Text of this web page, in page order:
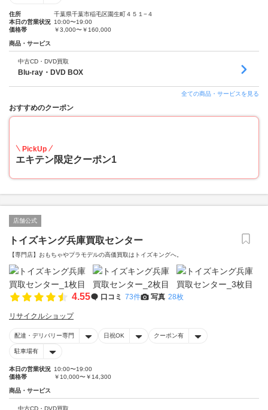
住所
千葉県千葉市稲毛区園生町４５１−４
本日の営業状況 10:00〜19:00
価格帯
￥3,000〜￥160,000
商品・サービス
中古CD・DVD買取
Blu-ray・DVD BOX
全ての商品・サービスを見る
おすすめのクーポン
PickUp
エキテン限定クーポン1
店舗公式
トイズキング兵庫買取センター
【専門店】おもちゃやプラモデルの高価買取はトイズキングへ。‎
4.55 口コミ 73件 写真 28枚
リサイクルショップ
配達・デリバリー専門 日祝OK クーポン有
駐車場有
本日の営業状況 10:00〜19:00
価格帯
￥10,000〜￥14,300
商品・サービス
中古CD・DVD買取